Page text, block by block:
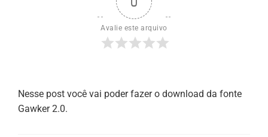
Avalie este arquivo
Nesse post você vai poder fazer o download da fonte
Gawker 2.0.